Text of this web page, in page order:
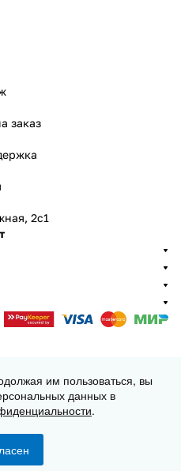
Избранные
заказ
2с1
ЧПУ станков и
им пользоваться, вы
данных в
.